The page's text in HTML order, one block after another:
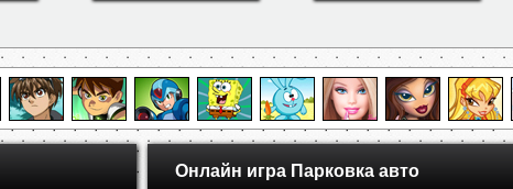
Онлайн игра Парковка авто